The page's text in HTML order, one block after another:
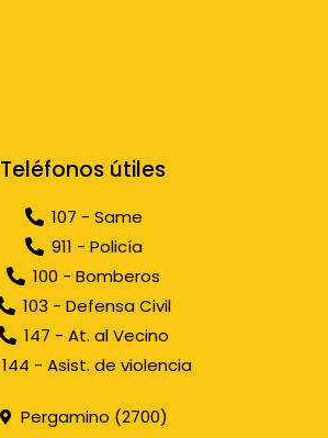
Teléfonos útiles
107 - Same
911 - Policía
100 - Bomberos
103 - Defensa Civil
147 - At. al Vecino
144 - Asist. de violencia
Pergamino (2700)